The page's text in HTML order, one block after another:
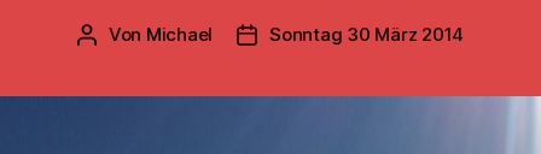
Beitragsautor
Von Michael Beitragsdatum
Sonntag 30 März 2014